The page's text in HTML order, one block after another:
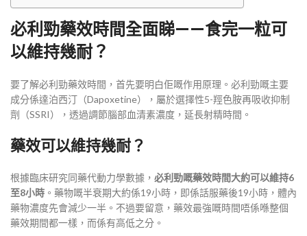
必利勁藥效時間全面睇——食完一粒可
以維持幾耐？
要了解必利勁藥效時間，首先要明白佢嘅作用原理。必利勁嘅主要
成分係達泊西汀（Dapoxetine），屬於選擇性5-羥色胺再吸收抑制
劑（SSRI），透過調節腦部血清素濃度，延長射精時間 。
藥效可以維持幾耐？
根據臨床研究同藥代動力學數據， 必利勁嘅藥效時間大約可以維持6
至8小時 。藥物嘅半衰期大約係19小時，即係話服藥後19小時，體內
藥物濃度先會減少一半 。不過要留意，藥效最強嘅時間唔係喺整個
藥效期間都一樣，而係有高低之分。